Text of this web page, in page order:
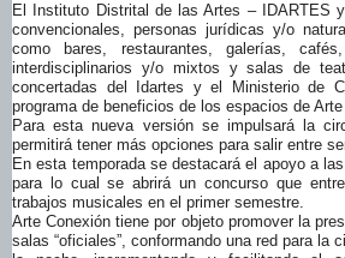
El Instituto Distrital de las Artes – IDARTES
convencionales, personas jurídicas y/o
como bares, restaurantes, galerías,
interdisciplinarios y/o mixtos y salas de
concertadas del Idartes y el Ministerio de
programa de beneficios de los espacios de
Para esta nueva versión se impulsará la
permitirá tener más opciones para salir entre
En esta temporada se destacará el apoyo a
para lo cual se abrirá un concurso que
trabajos musicales en el primer semestre.
Arte Conexión tiene por objeto promover la
salas “oficiales”, conformando una red para